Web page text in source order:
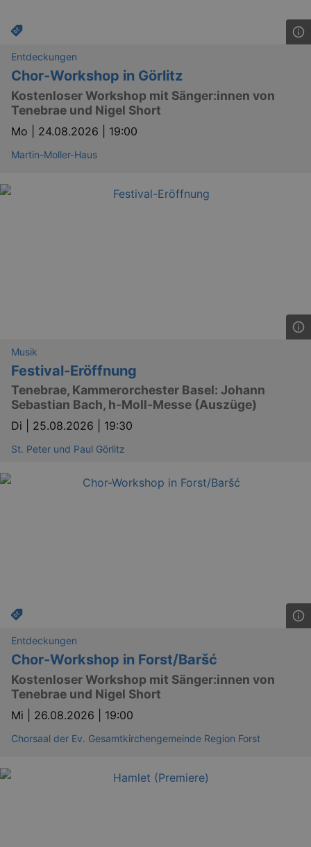
Entdeckungen
Chor-Workshop in Görlitz
Kostenloser Workshop mit Sänger:innen von
Tenebrae und Nigel Short
Mo | 24.08.2026 | 19:00
Martin-Moller-Haus
Musik
Festival-Eröffnung
Tenebrae, Kammerorchester Basel: Johann
Sebastian Bach, h-Moll-Messe (Auszüge)
Di | 25.08.2026 | 19:30
St. Peter und Paul Görlitz
Entdeckungen
Chor-Workshop in Forst/Baršć
Kostenloser Workshop mit Sänger:innen von
Tenebrae und Nigel Short
Mi | 26.08.2026 | 19:00
Chorsaal der Ev. Gesamtkirchengemeinde Region Forst